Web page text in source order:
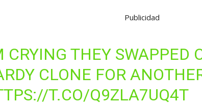
Publicidad
CRYING THEY SWAPPED
CLONE FOR
T.CO/Q9ZLA7UQ4T